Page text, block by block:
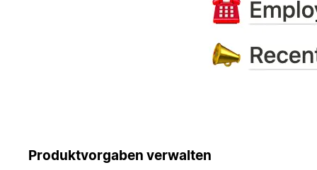
Produktvorgaben verwalten